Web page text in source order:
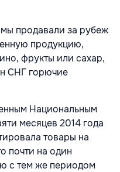
продавали за рубеж
продукцию,
фрукты или сахар,
СНГ горючие
Национальным
месяцев 2014 года
товары на
почти на один
с тем же периодом